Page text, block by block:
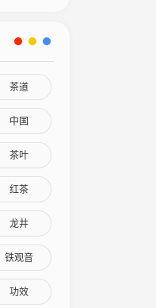
茶道
中国
茶叶
红茶
龙井
铁观音
功效